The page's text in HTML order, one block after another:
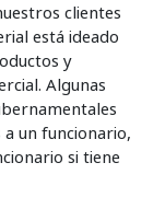
clientes
está ideado
y
Algunas
un funcionario,
si tiene